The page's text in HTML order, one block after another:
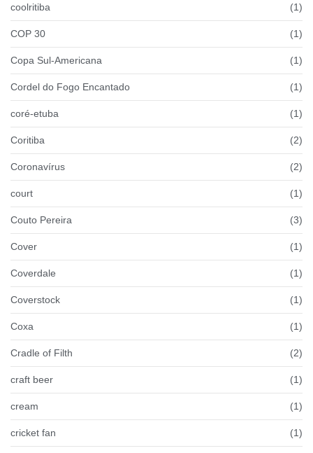
coolritiba (1)
COP 30 (1)
Copa Sul-Americana (1)
Cordel do Fogo Encantado (1)
coré-etuba (1)
Coritiba (2)
Coronavírus (2)
court (1)
Couto Pereira (3)
Cover (1)
Coverdale (1)
Coverstock (1)
Coxa (1)
Cradle of Filth (2)
craft beer (1)
cream (1)
cricket fan (1)